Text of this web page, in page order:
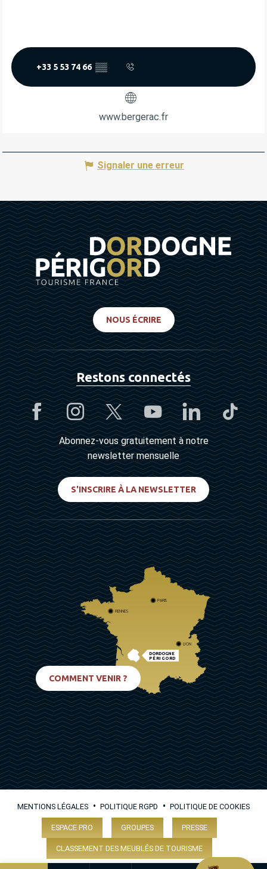
+33 5 53 74 66 ▒▒
www.bergerac.fr
Signaler une erreur
NOUS ÉCRIRE
Restons connectés
Abonnez-vous gratuitement à notre
newsletter mensuelle
S'INSCRIRE À LA NEWSLETTER
DORDOGNE
PÉRIGORD
PARIS
RENNES
LYON
COMMENT VENIR ?
MENTIONS LÉGALES • POLITIQUE RGPD • POLITIQUE DE COOKIES
ESPACE PRO GROUPES PRESSE
CLASSEMENT DES MEUBLÉS DE TOURISME